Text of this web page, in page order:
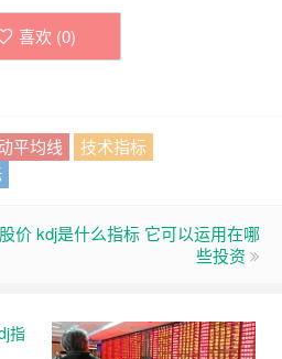
喜欢 (0)
平均线
技术指标
价kdj是什么指标 它可以运用在哪
些投资